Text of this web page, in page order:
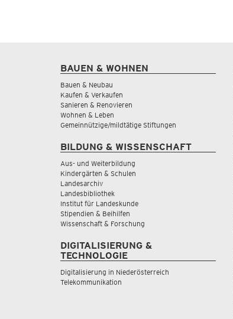
BAUEN & WOHNEN
Bauen & Neubau
Kaufen & Verkaufen
Sanieren & Renovieren
Wohnen & Leben
Gemeinnützige/mildtätige Stiftungen
BILDUNG & WISSENSCHAFT
Aus- und Weiterbildung
Kindergärten & Schulen
Landesarchiv
Landesbibliothek
Institut für Landeskunde
Stipendien & Beihilfen
Wissenschaft & Forschung
DIGITALISIERUNG &
TECHNOLOGIE
Digitalisierung in Niederösterreich
Telekommunikation